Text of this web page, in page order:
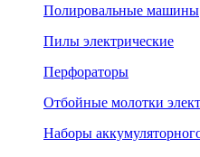
Полировальные машины
Пилы электрические
Перфораторы
Отбойные молотки
Наборы